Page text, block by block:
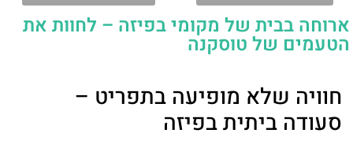
ארוחה בבית של מקומי בפיזה – לחוות את
הטעמים של טוסקנה
חוויה שלא מופיעה בתפריט –
סעודה ביתית בפיזה